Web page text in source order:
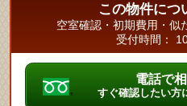
この物件につ
空室確認・初期費用・似
受付時間：
電話で
すぐ確認したい方